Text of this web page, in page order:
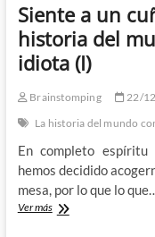
Siente a un
historia del
idiota (I)
Brainstomping 22/
La historia del mundo
En completo
hemos decidido
mesa, por lo que lo
Ver másSiente